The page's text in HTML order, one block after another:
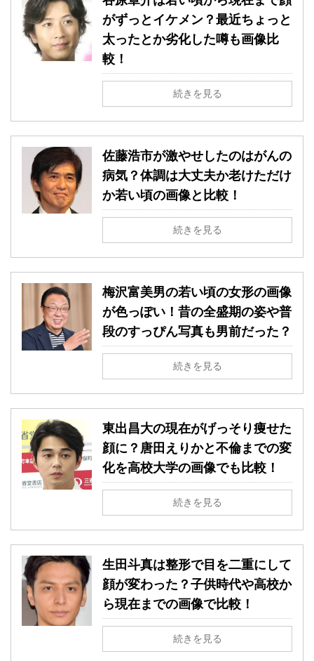
がずっとイケメン？最近ちょっと
太ったとか劣化した噂も画像比
較！
続きを見る
佐藤浩市が激やせしたのはがんの
病気？体調は大丈夫か老けただけ
か若い頃の画像と比較！
続きを見る
梅沢富美男の若い頃の女形の画像
が色っぽい！昔の全盛期の姿や普
段のすっぴん写真も男前だった？
続きを見る
東出昌大の現在がげっそり痩せた
顔に？唐田えりかと不倫までの変
化を高校大学の画像でも比較！
続きを見る
生田斗真は整形で目を二重にして
顔が変わった？子供時代や高校か
ら現在までの画像で比較！
続きを見る